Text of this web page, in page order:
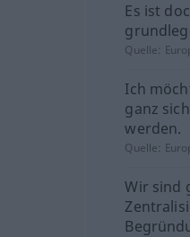
Es ist
Quelle:
Ich
ganz
werden.
Quelle:
Wir sind